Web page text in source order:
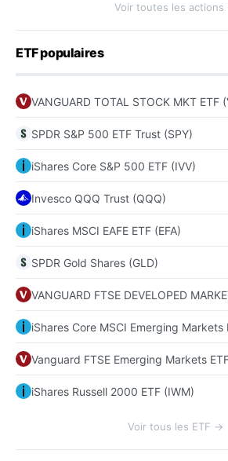
Voir toutes les
ETF populaires
VANGUARD TOTAL STOCK MKT ETF
SPDR S&P 500 ETF Trust (SPY)
iShares Core S&P 500 ETF (IVV)
Invesco QQQ Trust (QQQ)
iShares MSCI EAFE ETF (EFA)
SPDR Gold Shares (GLD)
VANGUARD FTSE DEVELOPED
iShares Core MSCI Emerging Markets
Vanguard FTSE Emerging Markets
iShares Russell 2000 ETF (IWM)
Voir tous les ETF →